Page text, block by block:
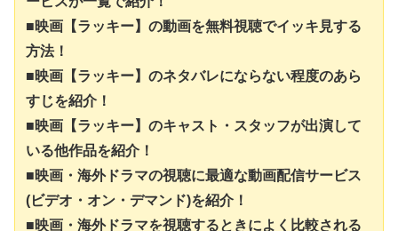
■映画【ラッキー】の動画を無料視聴でイッキ見する
方法！
■映画【ラッキー】のネタバレにならない程度のあら
すじを紹介！
■映画【ラッキー】のキャスト・スタッフが出演して
いる他作品を紹介！
■映画・海外ドラマの視聴に最適な動画配信サービス
(ビデオ・オン・デマンド)を紹介！
■映画・海外ドラマを視聴するときによく比較される